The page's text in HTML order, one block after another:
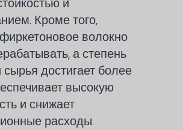
Кроме того,
волокно
а степень
достигает более
высокую
и снижает
расходы.